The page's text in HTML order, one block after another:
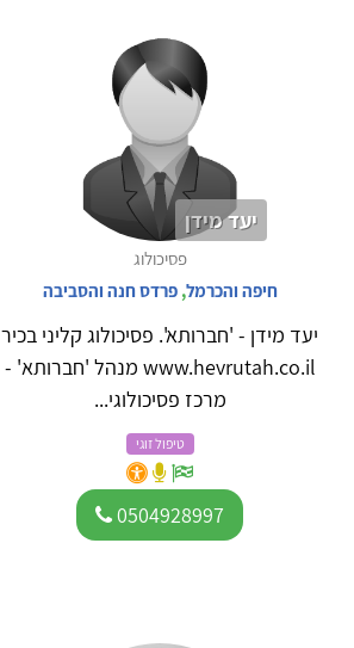
יעד מידן
פסיכולוג
חיפה והכרמל,פרדס חנה והסביבה
יעד מידן - 'חברותא'. פסיכולוג קליני בכיר
www.hevrutah.co.il מנהל 'חברותא' -
מרכז פסיכולוגי...
טיפול זוגי
0504928997